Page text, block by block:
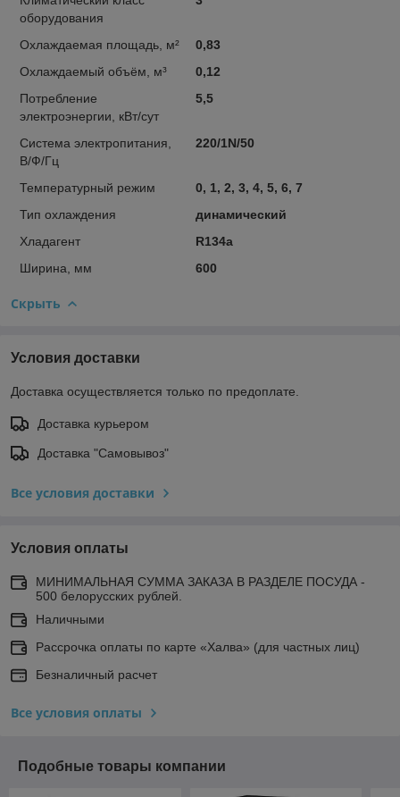
оборудования
Охлаждаемая площадь, м²
0,83
Охлаждаемый объём, м³
0,12
Потребление
электроэнергии, кВт/сут
5,5
Система электропитания,
В/Ф/Гц
220/1N/50
Температурный режим
0, 1, 2, 3, 4, 5, 6, 7
Тип охлаждения
динамический
Хладагент
R134a
Ширина, мм
600
Скрыть
Условия доставки
Доставка осуществляется только по предоплате.
Доставка курьером
Доставка "Самовывоз"
Все условия доставки
Условия оплаты
МИНИМАЛЬНАЯ СУММА ЗАКАЗА В РАЗДЕЛЕ ПОСУДА -
500 белорусских рублей.
Наличными
Рассрочка оплаты по карте «Халва» (для частных лиц)
Безналичный расчет
Все условия оплаты
Подобные товары компании